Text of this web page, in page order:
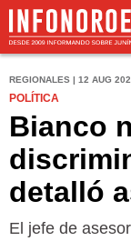
REGIONALES | 12 AUG
POLÍTICA
Bianco
detalló
El jefe de